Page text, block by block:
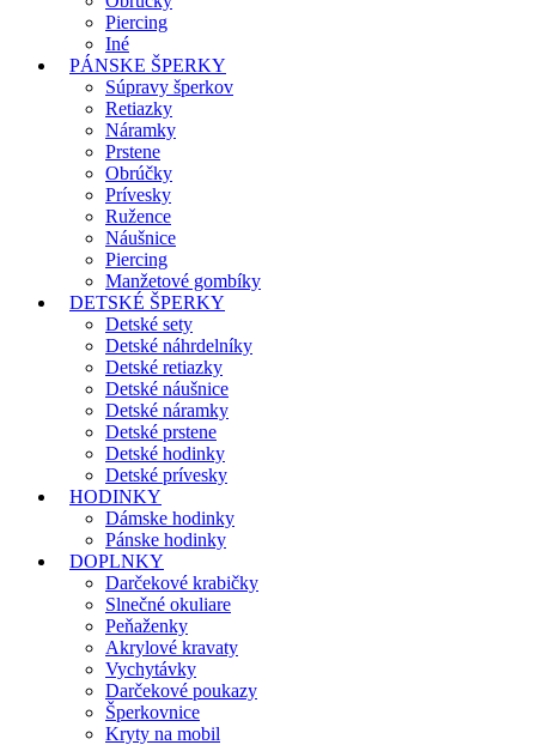
Piercing
Iné
PÁNSKE ŠPERKY
Súpravy šperkov
Retiazky
Náramky
Prstene
Obrúčky
Prívesky
Ružence
Náušnice
Piercing
Manžetové gombíky
DETSKÉ ŠPERKY
Detské sety
Detské náhrdelníky
Detské retiazky
Detské náušnice
Detské náramky
Detské prstene
Detské hodinky
Detské prívesky
HODINKY
Dámske hodinky
Pánske hodinky
DOPLNKY
Darčekové krabičky
Slnečné okuliare
Peňaženky
Akrylové kravaty
Vychytávky
Darčekové poukazy
Šperkovnice
Kryty na mobil